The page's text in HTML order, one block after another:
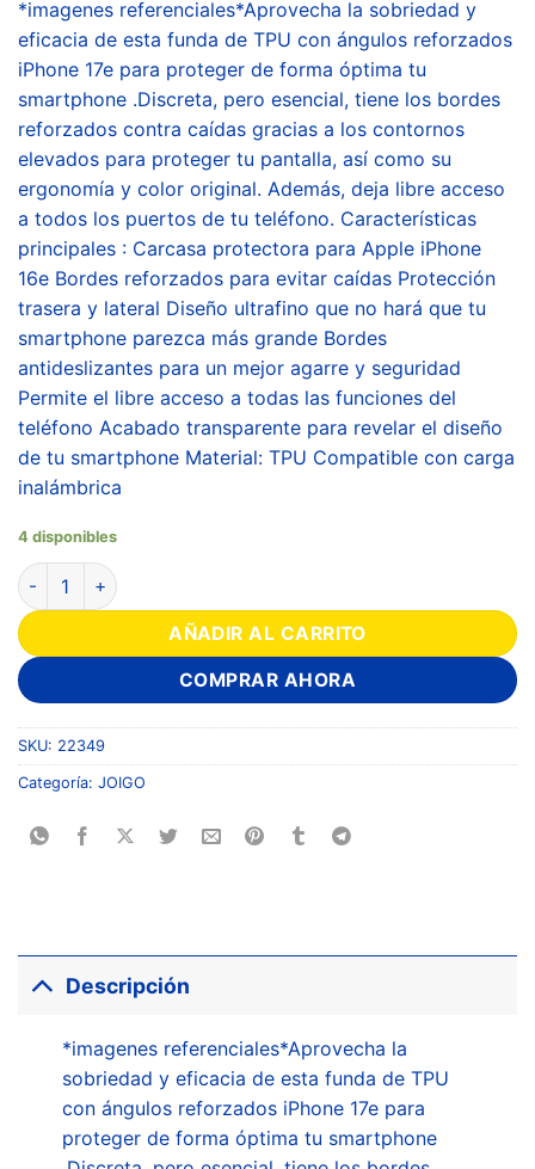
*imagenes referenciales*Aprovecha la sobriedad y
eficacia de esta funda de TPU con ángulos reforzados
iPhone 17e para proteger de forma óptima tu
smartphone .Discreta, pero esencial, tiene los bordes
reforzados contra caídas gracias a los contornos
elevados para proteger tu pantalla, así como su
ergonomía y color original. Además, deja libre acceso
a todos los puertos de tu teléfono. Características
principales : Carcasa protectora para Apple iPhone
16e Bordes reforzados para evitar caídas Protección
trasera y lateral Diseño ultrafino que no hará que tu
smartphone parezca más grande Bordes
antideslizantes para un mejor agarre y seguridad
Permite el libre acceso a todas las funciones del
teléfono Acabado transparente para revelar el diseño
de tu smartphone Material: TPU Compatible con carga
inalámbrica
4 disponibles
AÑADIR AL CARRITO
COMPRAR AHORA
SKU: 22349
Categoría: JOIGO
Descripción
*imagenes referenciales*Aprovecha la
sobriedad y eficacia de esta funda de TPU
con ángulos reforzados iPhone 17e para
proteger de forma óptima tu smartphone